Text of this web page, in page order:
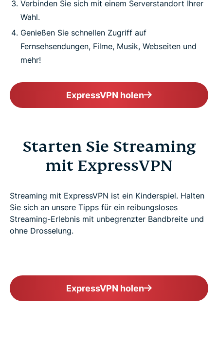
Verbinden Sie sich mit einem Serverstandort Ihrer
Wahl.
Genießen Sie schnellen Zugriff auf
Fernsehsendungen, Filme, Musik, Webseiten und
mehr!
ExpressVPN holen
Starten Sie Streaming
mit ExpressVPN
Streaming mit ExpressVPN ist ein Kinderspiel. Halten
Sie sich an unsere Tipps für ein reibungsloses
Streaming-Erlebnis mit unbegrenzter Bandbreite und
ohne Drosselung.
ExpressVPN holen